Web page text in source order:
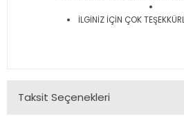
İLGİNİZ İÇİN ÇOK
Taksit Seçenekleri